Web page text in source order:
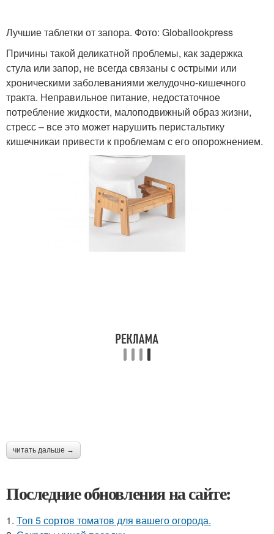
Лучшие таблетки от запора. Фото: Globallookpress
Причины такой деликатной проблемы, как задержка
стула или запор, не всегда связаны с острыми или
хроническими заболеваниями желудочно-кишечного
тракта. Неправильное питание, недостаточное
потребление жидкости, малоподвижный образ жизни,
стресс – все это может нарушить перистальтику
кишечникаи привести к проблемам с его опорожнением.
читать дальше →
Последние обновления на сайте:
1. Топ 5 сортов томатов для вашего огорода.